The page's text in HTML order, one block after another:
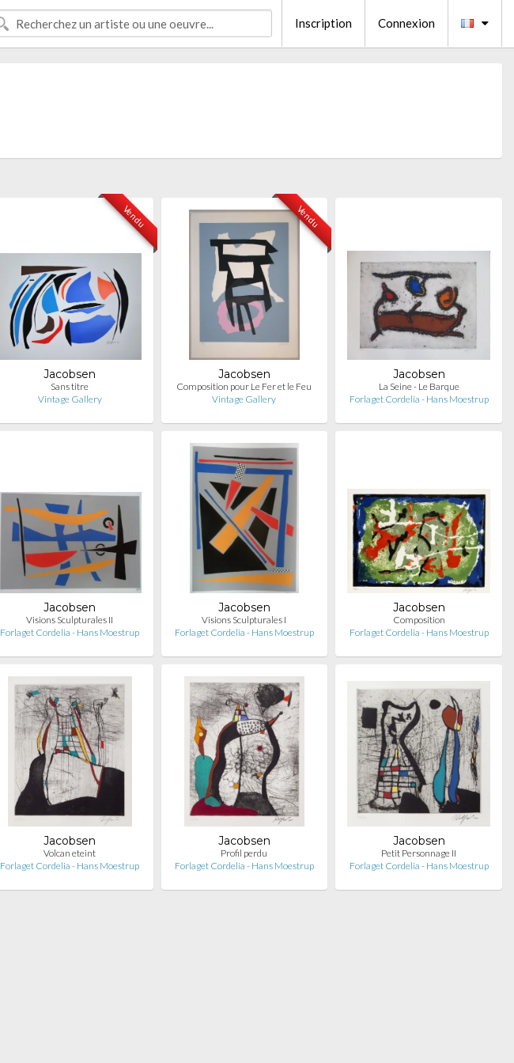
Inscription Connexion
Vendu
Jacobsen
Sans titre
Vintage Gallery
Vendu
Jacobsen
Composition pour Le Fer et le Feu
Vintage Gallery
Jacobsen
La Seine - Le Barque
Forlaget Cordelia - Hans Moestrup
Jacobsen
Visions Sculpturales II
Forlaget Cordelia - Hans Moestrup
Jacobsen
Visions Sculpturales I
Forlaget Cordelia - Hans Moestrup
Jacobsen
Composition
Forlaget Cordelia - Hans Moestrup
Jacobsen
Volcan eteint
Forlaget Cordelia - Hans Moestrup
Jacobsen
Profil perdu
Forlaget Cordelia - Hans Moestrup
Jacobsen
Petit Personnage II
Forlaget Cordelia - Hans Moestrup